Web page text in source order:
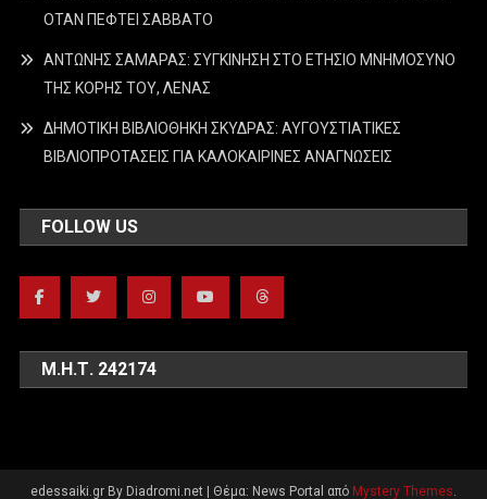
ΟΤΑΝ ΠΕΦΤΕΙ ΣΑΒΒΑΤΟ
ΑΝΤΩΝΗΣ ΣΑΜΑΡΑΣ: ΣΥΓΚΙΝΗΣΗ ΣΤΟ ΕΤΗΣΙΟ ΜΝΗΜΟΣΥΝΟ
ΤΗΣ ΚΟΡΗΣ ΤΟΥ, ΛΕΝΑΣ
ΔΗΜΟΤΙΚΗ ΒΙΒΛΙΟΘΗΚΗ ΣΚΥΔΡΑΣ: ΑΥΓΟΥΣΤΙΑΤΙΚΕΣ
ΒΙΒΛΙΟΠΡΟΤΑΣΕΙΣ ΓΙΑ ΚΑΛΟΚΑΙΡΙΝΕΣ ΑΝΑΓΝΩΣΕΙΣ
FOLLOW US
Μ.Η.Τ. 242174
edessaiki.gr By Diadromi.net Θέμα: News Portal από Mystery Themes.